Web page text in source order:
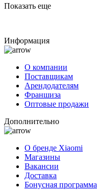
Показать еще
Информация
О компании
Поставщикам
Арендодателям
Франшиза
Оптовые продажи
Дополнительно
О бренде Xiaomi
Магазины
Вакансии
Доставка
Бонусная программа